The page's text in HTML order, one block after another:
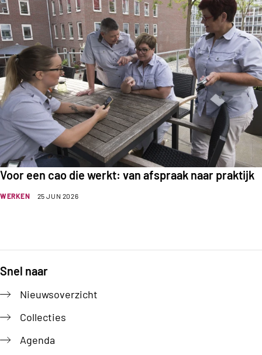
WERKEN 25 JUN 2026
Voor een cao die werkt: van afspraak naar praktijk
Snel naar
Nieuwsoverzicht
Collecties
Agenda